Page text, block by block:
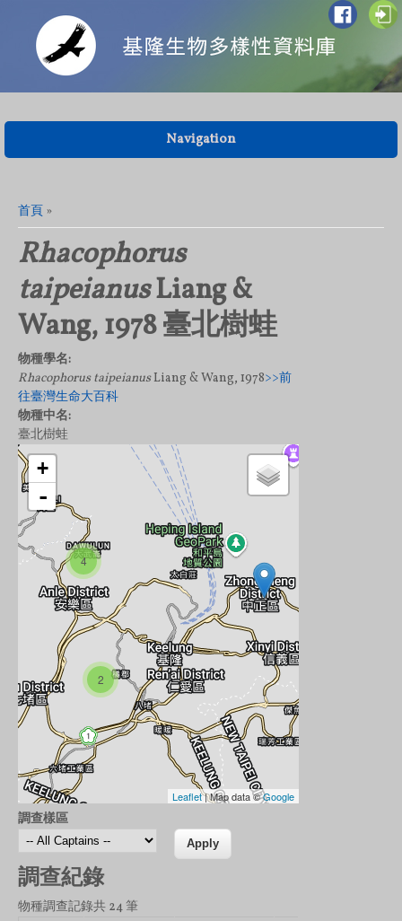
Navigation
您在這裡
首頁 »
Rhacophorus
taipeianusLiang &
Wang, 1978 臺北樹蛙
物種學名:
Rhacophorus taipeianusLiang & Wang, 1978>>前
往臺灣生命大百科
物種中名:
臺北樹蛙
2
4
+
-
Leaflet| Map data ©Google
調查樣區
調查紀錄
物種調查記錄共 24 筆